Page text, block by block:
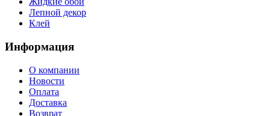
Лепной декор
Клей
Информация
О компании
Новости
Оплата
Доставка
Возврат